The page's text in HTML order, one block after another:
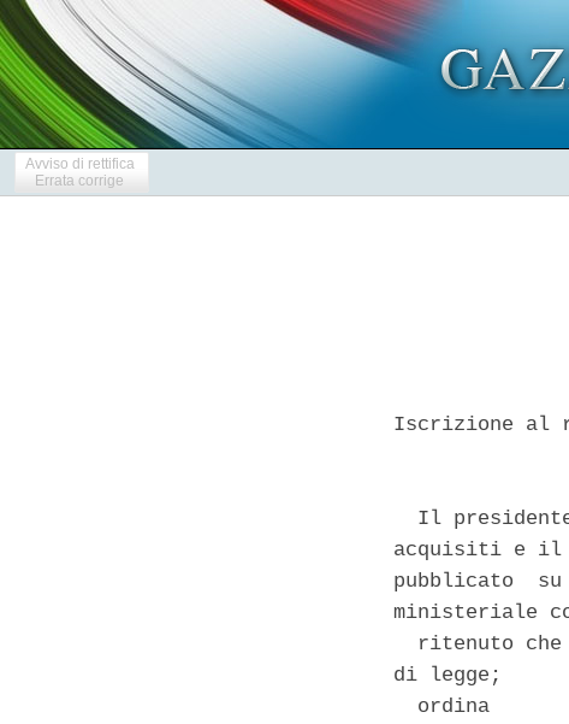
Avviso di rettifica
Errata corrige
Iscrizione al
Il
acquisiti e il
pubblicato
ministeriale
ritenuto
di legge;
  ordina